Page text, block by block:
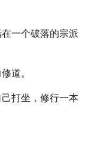
一个破落的宗派
道。
打坐，修行一本